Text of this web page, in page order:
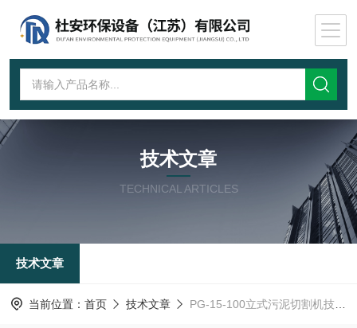
技术文章
TECHNICAL ARTICLES
技术文章
当前位置： 首页 技术文章 PG-15-100立式污泥切割机技术参数